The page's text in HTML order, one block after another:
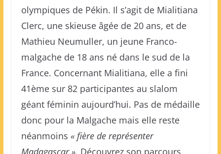
olympiques de Pékin. Il s’agit de Mialitiana
Clerc, une skieuse âgée de 20 ans, et de
Mathieu Neumuller, un jeune Franco-
malgache de 18 ans né dans le sud de la
France. Concernant Mialitiana, elle a fini
41ème sur 82 participantes au slalom
géant féminin aujourd’hui. Pas de médaille
donc pour la Malgache mais elle reste
néanmoins « fière de représenter
Madagascar ». Découvrez son parcours